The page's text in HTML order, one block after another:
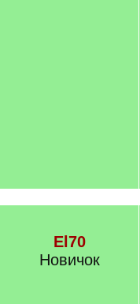
El70
Новичок